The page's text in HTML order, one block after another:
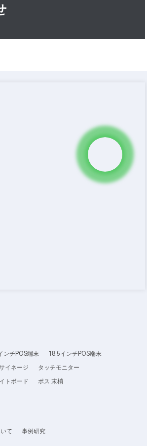
ンチPOS端末
18.5インチPOS端末
イネージ
タッチモニター
トボード
ポス 末梢
て 事例研究